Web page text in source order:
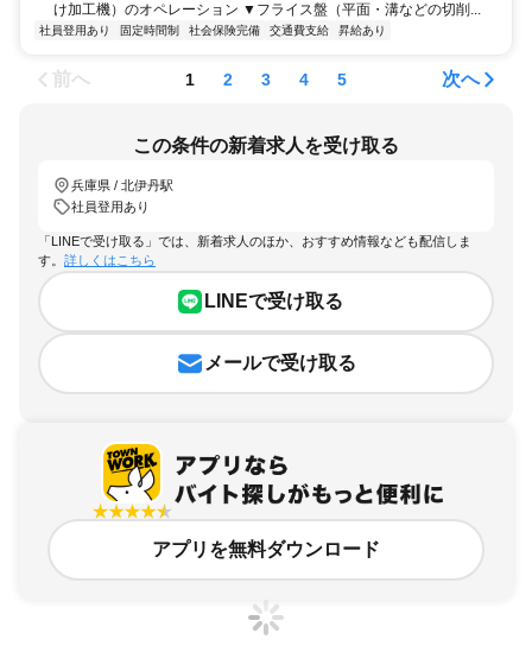
け加工機）のオペレーション ▼フライス盤（平面・溝などの切削...
社員登用あり 固定時間制 社会保険完備 交通費支給 昇給あり
前へ 1 2 3 4 5 次へ
この条件の新着求人を受け取る
兵庫県 / 北伊丹駅
社員登用あり
「LINEで受け取る」では、新着求人のほか、おすすめ情報なども配信しま
す。 詳しくはこちら
LINEで受け取る
メールで受け取る
アプリを無料ダウンロード